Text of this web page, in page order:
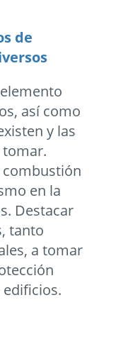
de
así como
y las
tomar.
combustión
en la
Destacar
tanto
a tomar